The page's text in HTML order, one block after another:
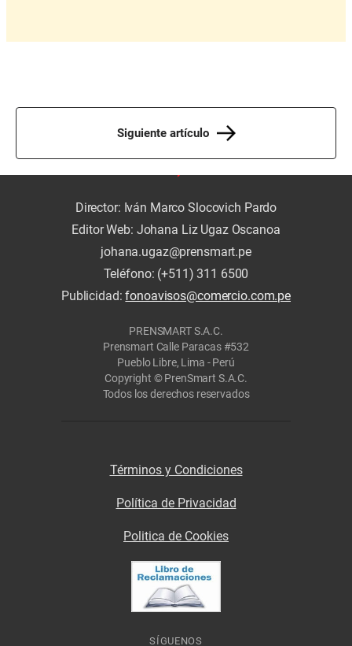
Siguiente artículo
Director: Iván Marco Slocovich Pardo
Editor Web: Johana Liz Ugaz Oscanoa
johana.ugaz@prensmart.pe
Teléfono: (+511) 311 6500
Publicidad:fonoavisos@comercio.com.pe
PRENSMART S.A.C.
Prensmart Calle Paracas #532
Pueblo Libre, Lima - Perú
Copyright © PrenSmart S.A.C.
Todos los derechos reservados
Términos y Condiciones
Política de Privacidad
Politica de Cookies
SÍGUENOS